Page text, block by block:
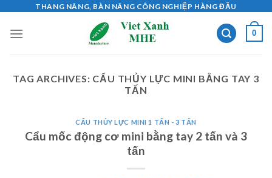
content
THANG NÂNG, BÀN NÂNG CÔNG NGHIỆP HÀNG ĐẦU
0
TAG ARCHIVES: CẨU THỦY LỰC MINI BẰNG TAY 3
TẤN
CẨU THỦY LỰC MINI 1 TẤN - 3 TẤN
Cẩu mốc động cơ mini bằng tay 2 tấn và 3
tấn